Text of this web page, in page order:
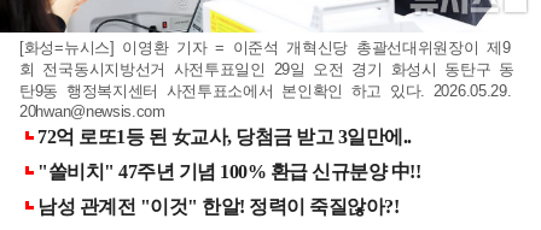
[화성=뉴시스] 이영환 기자 = 이준석 개혁신당 총괄선대위원장이 제9
회 전국동시지방선거 사전투표일인 29일 오전 경기 화성시 동탄구 동
탄9동 행정복지센터 사전투표소에서 본인확인 하고 있다. 2026.05.29.
20hwan@newsis.com